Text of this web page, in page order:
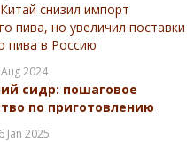
Китай снизил импорт
пива, но увеличил поставки
пива в Россию
2024
сидр: пошаговое
по приготовлению
Jan 2025